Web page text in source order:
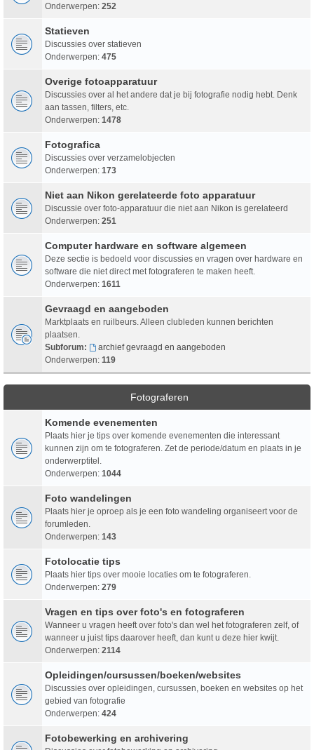
Onderwerpen: 252
Statieven
Discussies over statieven
Onderwerpen: 475
Overige fotoapparatuur
Discussies over al het andere dat je bij fotografie nodig hebt. Denk
aan tassen, filters, etc.
Onderwerpen: 1478
Fotografica
Discussies over verzamelobjecten
Onderwerpen: 173
Niet aan Nikon gerelateerde foto apparatuur
Discussie over foto-apparatuur die niet aan Nikon is gerelateerd
Onderwerpen: 251
Computer hardware en software algemeen
Deze sectie is bedoeld voor discussies en vragen over hardware en
software die niet direct met fotograferen te maken heeft.
Onderwerpen: 1611
Gevraagd en aangeboden
Marktplaats en ruilbeurs. Alleen clubleden kunnen berichten
plaatsen.
Subforum:
archief gevraagd en aangeboden
Onderwerpen: 119
Fotograferen
Komende evenementen
Plaats hier je tips over komende evenementen die interessant
kunnen zijn om te fotograferen. Zet de periode/datum en plaats in je
onderwerptitel.
Onderwerpen: 1044
Foto wandelingen
Plaats hier je oproep als je een foto wandeling organiseert voor de
forumleden.
Onderwerpen: 143
Fotolocatie tips
Plaats hier tips over mooie locaties om te fotograferen.
Onderwerpen: 279
Vragen en tips over foto's en fotograferen
Wanneer u vragen heeft over foto's dan wel het fotograferen zelf, of
wanneer u juist tips daarover heeft, dan kunt u deze hier kwijt.
Onderwerpen: 2114
Opleidingen/cursussen/boeken/websites
Discussies over opleidingen, cursussen, boeken en websites op het
gebied van fotografie
Onderwerpen: 424
Fotobewerking en archivering